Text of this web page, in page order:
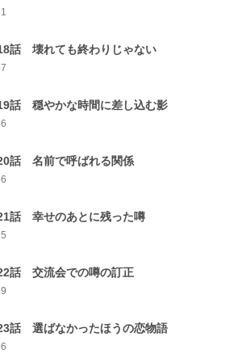
話 壊れても終わりじゃない
話 穏やかな時間に差し込む影
話 名前で呼ばれる関係
話 幸せのあとに残った噂
話 交流会での噂の訂正
話 選ばなかったほうの恋物語